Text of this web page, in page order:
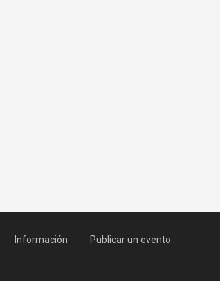
Información Publicar un evento